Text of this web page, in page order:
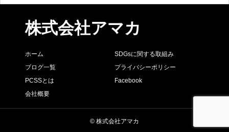
株式会社アマカ
ホーム
ブログ一覧
PCSSとは
会社概要
SDGsに関する取組み
プライバシーポリシー
Facebook
© 株式会社アマカ